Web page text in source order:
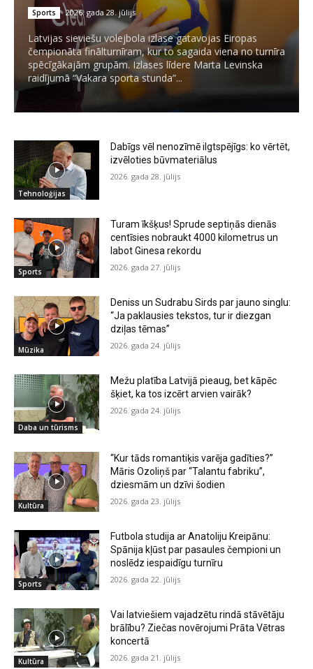
Sports 2026. gada 28. jūlijs
Latvijas sieviešu volejbola izlase gatavojas Eiropas
čempionāta finālturnīram, kur to sagaida viena no turnīra
spēcīgākajām grupām. Izlases līdere Marta Levinska
raidījumā “Vakara sporta stunda”...
Tehnoloģijas
Dabīgs vēl nenozīmē ilgtspējīgs: ko vērtēt,
izvēloties būvmateriālus
2026. gada 28. jūlijs
Sports
Turam īkšķus! Sprude septiņās dienās
centīsies nobraukt 4000 kilometrus un
labot Ginesa rekordu
2026. gada 27. jūlijs
Mūzika
Deniss un Sudrabu Sirds par jauno singlu:
“Ja paklausies tekstos, tur ir diezgan
dziļas tēmas”
2026. gada 24. jūlijs
Daba un tūrisms
Mežu platība Latvijā pieaug, bet kāpēc
šķiet, ka tos izcērt arvien vairāk?
2026. gada 24. jūlijs
Kultūra
“Kur tāds romantiķis varēja gadīties?”
Māris Ozoliņš par “Talantu fabriku”,
dziesmām un dzīvi šodien
2026. gada 23. jūlijs
Sports
Futbola studija ar Anatoliju Kreipānu:
Spānija kļūst par pasaules čempioni un
noslēdz iespaidīgu turnīru
2026. gada 22. jūlijs
Kultūra
Vai latviešiem vajadzētu rindā stāvētāju
brālību? Ziečas novērojumi Prāta Vētras
koncertā
2026. gada 21. jūlijs